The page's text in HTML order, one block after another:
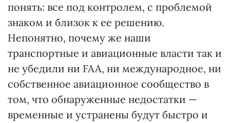
понять: все под контролем, с проблемой
знаком и близок к ее решению.
Непонятно, почему же наши
транспортные и авиационные власти так и
не убедили ни FAA, ни международное, ни
собственное авиационное сообщество в
том, что обнаруженные недостатки —
временные и устранены будут быстро и